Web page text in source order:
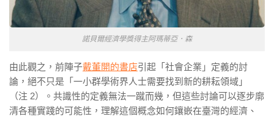
諾貝爾經濟學獎得主阿瑪蒂亞．森
由此觀之，前陣子戴董開的書店引起「社會企業」定義的討
論，絕不只是「一小群學術界人士需要找到新的耕耘領域」
（注 2）。共識性的定義無法一蹴而幾，但這些討論可以逐步廓
清各種實踐的可能性，理解這個概念如何鑲嵌在臺灣的經濟、